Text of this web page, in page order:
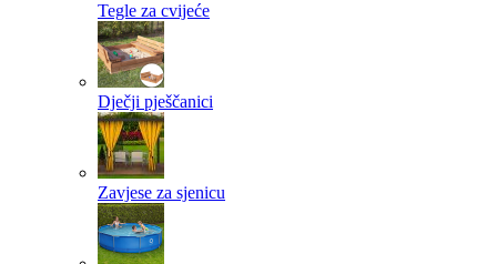
Tegle za cvijeće
Dječji pješčanici
Zavjese za sjenicu